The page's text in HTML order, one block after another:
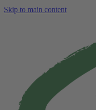
Skip to main content